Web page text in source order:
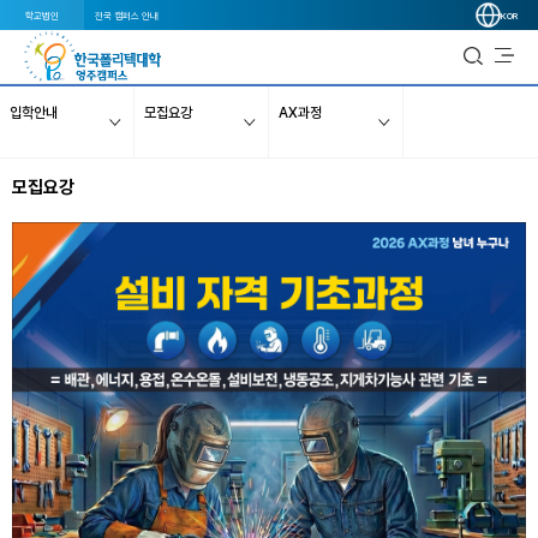
학교법인 전국 캠퍼스 안내 KOR
입학안내 모집요강 AX과정
모집요강